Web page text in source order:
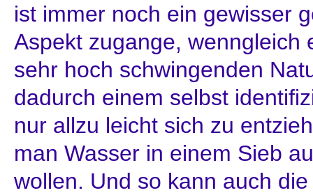
ist immer noch ein gewisser
Aspekt zugange, wenngleich
sehr hoch schwingenden
dadurch einem selbst
nur allzu leicht sich zu
man Wasser in einem Sieb
wollen. Und so kann auch